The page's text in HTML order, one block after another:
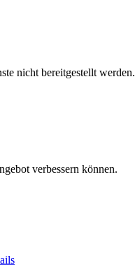
nicht bereitgestellt werden.
verbessern können.